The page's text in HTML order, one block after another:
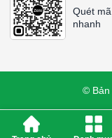
Quét
nhanh
© Bản